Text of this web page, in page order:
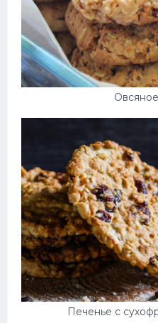
Печенье с